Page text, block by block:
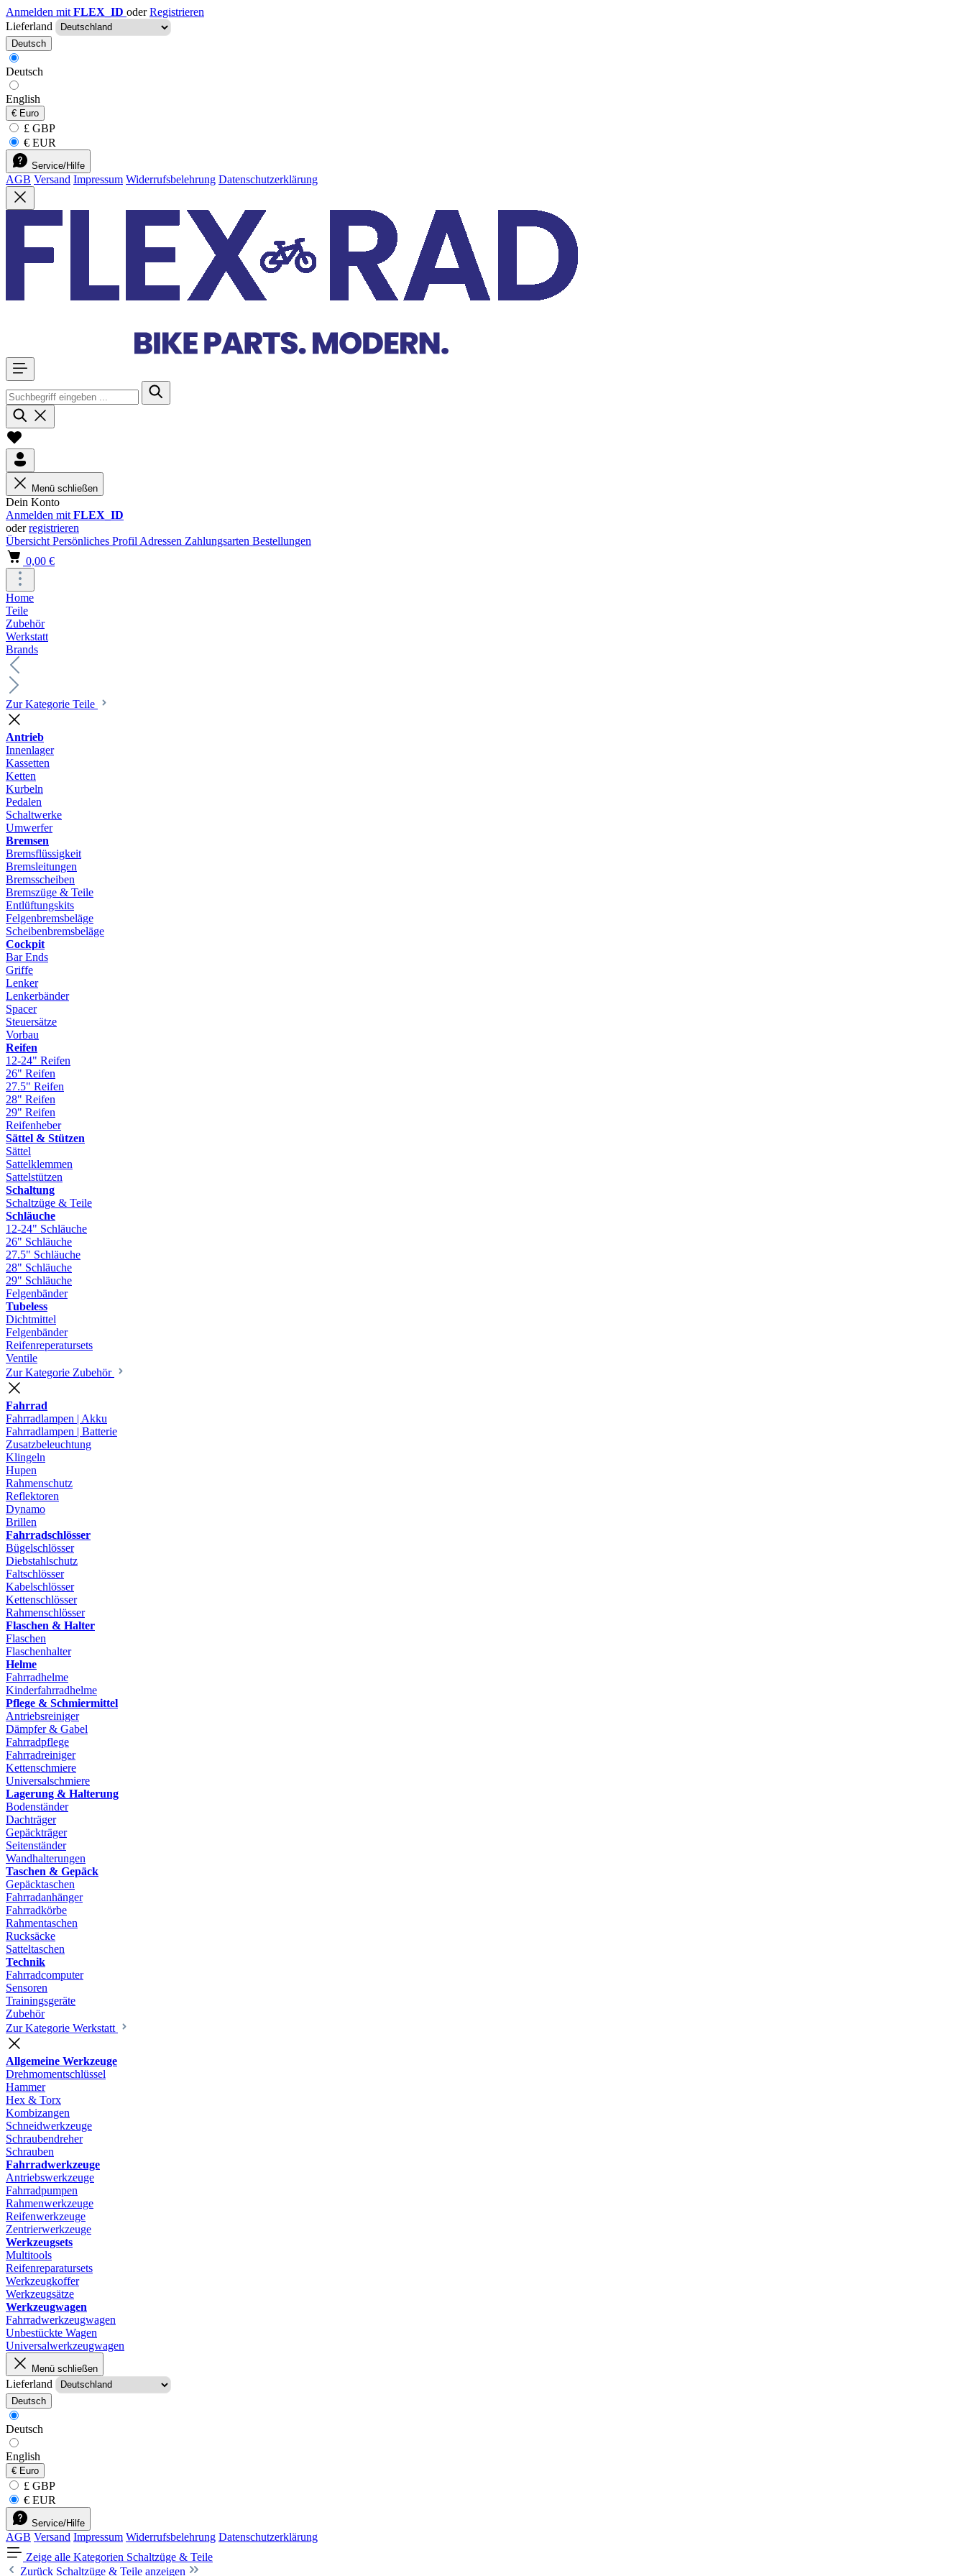
Anmelden mit FLEX_ID oder Registrieren
Lieferland
Deutsch
Deutsch
English
€ Euro
£ GBP
€ EUR
Service/Hilfe
AGB Versand Impressum Widerrufsbelehrung Datenschutzerklärung
Menü schließen
Dein Konto
Anmelden mit FLEX_ID
oderregistrieren
Übersicht Persönliches Profil Adressen Zahlungsarten Bestellungen
0,00 €
Home
Teile
Zubehör
Werkstatt
Brands
Zur Kategorie Teile
Antrieb
Innenlager
Kassetten
Ketten
Kurbeln
Pedalen
Schaltwerke
Umwerfer
Bremsen
Bremsflüssigkeit
Bremsleitungen
Bremsscheiben
Bremszüge & Teile
Entlüftungskits
Felgenbremsbeläge
Scheibenbremsbeläge
Cockpit
Bar Ends
Griffe
Lenker
Lenkerbänder
Spacer
Steuersätze
Vorbau
Reifen
12-24" Reifen
26" Reifen
27.5" Reifen
28" Reifen
29" Reifen
Reifenheber
Sättel & Stützen
Sättel
Sattelklemmen
Sattelstützen
Schaltung
Schaltzüge & Teile
Schläuche
12-24" Schläuche
26" Schläuche
27.5" Schläuche
28" Schläuche
29" Schläuche
Felgenbänder
Tubeless
Dichtmittel
Felgenbänder
Reifenreperatursets
Ventile
Zur Kategorie Zubehör
Fahrrad
Fahrradlampen | Akku
Fahrradlampen | Batterie
Zusatzbeleuchtung
Klingeln
Hupen
Rahmenschutz
Reflektoren
Dynamo
Brillen
Fahrradschlösser
Bügelschlösser
Diebstahlschutz
Faltschlösser
Kabelschlösser
Kettenschlösser
Rahmenschlösser
Flaschen & Halter
Flaschen
Flaschenhalter
Helme
Fahrradhelme
Kinderfahrradhelme
Pflege & Schmiermittel
Antriebsreiniger
Dämpfer & Gabel
Fahrradpflege
Fahrradreiniger
Kettenschmiere
Universalschmiere
Lagerung & Halterung
Bodenständer
Dachträger
Gepäckträger
Seitenständer
Wandhalterungen
Taschen & Gepäck
Gepäcktaschen
Fahrradanhänger
Fahrradkörbe
Rahmentaschen
Rucksäcke
Satteltaschen
Technik
Fahrradcomputer
Sensoren
Trainingsgeräte
Zubehör
Zur Kategorie Werkstatt
Allgemeine Werkzeuge
Drehmomentschlüssel
Hammer
Hex & Torx
Kombizangen
Schneidwerkzeuge
Schraubendreher
Schrauben
Fahrradwerkzeuge
Antriebswerkzeuge
Fahrradpumpen
Rahmenwerkzeuge
Reifenwerkzeuge
Zentrierwerkzeuge
Werkzeugsets
Multitools
Reifenreparatursets
Werkzeugkoffer
Werkzeugsätze
Werkzeugwagen
Fahrradwerkzeugwagen
Unbestückte Wagen
Universalwerkzeugwagen
Menü schließen
Lieferland
Deutsch
Deutsch
English
€ Euro
£ GBP
€ EUR
Service/Hilfe
AGB Versand Impressum Widerrufsbelehrung Datenschutzerklärung
Zeige alle Kategorien Schaltzüge & Teile
Zurück Schaltzüge & Teile anzeigen